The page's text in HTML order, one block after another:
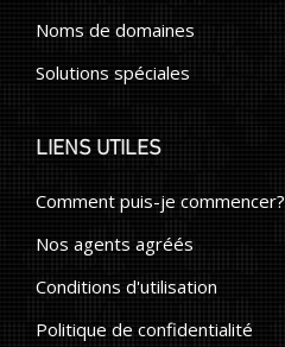
Noms de domaines
Solutions spéciales
LIENS UTILES
Comment puis-je commencer?
Nos agents agréés
Conditions d'utilisation
Politique de confidentialité